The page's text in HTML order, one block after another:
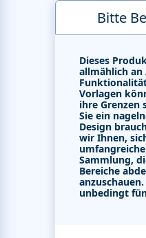
Bitte
Dieses
allmählich
Vorlagen
ihre Grenzen
Sie ein
Design
wir Ihnen,
Sammlung,
Bereiche
unbedingt